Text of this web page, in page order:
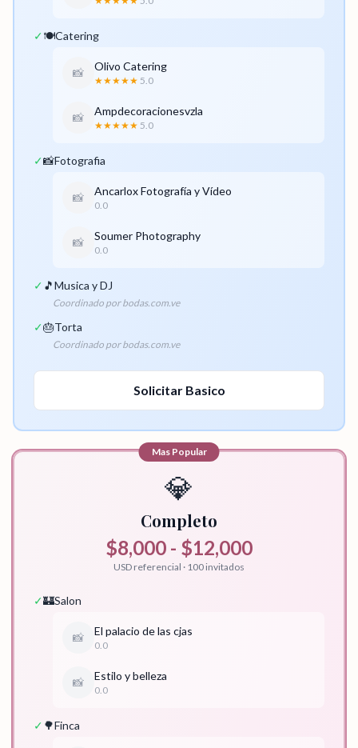
✓🍽️Catering
📸 Olivo Catering
★★★★★ 5.0
📸 Ampdecoracionesvzla
★★★★★ 5.0
✓📸Fotografia
📸 Ancarlox Fotografía y Vídeo
0.0
📸 Soumer Photography
0.0
✓ 🎵Musica y DJ
Coordinado por bodas.com.ve
✓🎂Torta
Coordinado por bodas.com.ve
Solicitar Basico
Mas Popular
💎
Completo
$8,000 - $12,000
USD referencial · 100 invitados
✓🏰Salon
📸 El palacio de las cjas
0.0
📸 Estilo y belleza
0.0
✓ 🌳Finca